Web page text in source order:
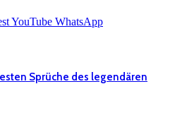
YouTube WhatsApp
Sprüche des legendären